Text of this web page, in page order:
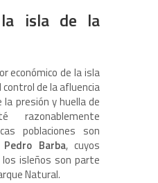
isla de la
económico de la isla
control de la afluencia
presión y huella de
poblaciones son
Barba, cuyos
isleños son parte
Natural.